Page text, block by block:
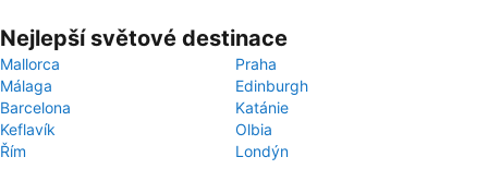
Nejlepší světové destinace
Mallorca
Praha
Málaga
Edinburgh
Barcelona
Katánie
Keflavík
Olbia
Řím
Londýn